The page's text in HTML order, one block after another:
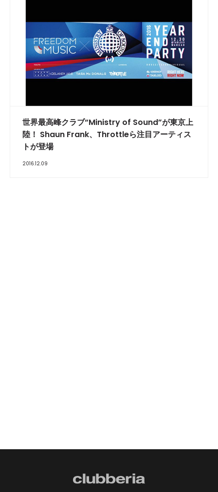
世界最高峰クラブ“Ministry of Sound”が東京上
陸！ Shaun Frank、Throttleら注目アーティス
トが登場
2016.12.09